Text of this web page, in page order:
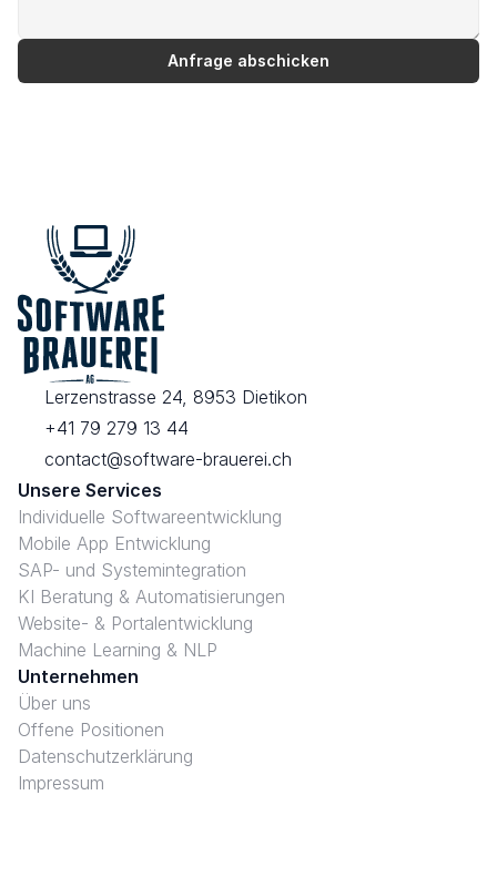
Anfrage abschicken
Lerzenstrasse 24, 8953 Dietikon
+41 79 279 13 44
contact@software-brauerei.ch
Unsere Services
Individuelle Softwareentwicklung
Mobile App Entwicklung
SAP- und Systemintegration
KI Beratung & Automatisierungen
Website- & Portalentwicklung
Machine Learning & NLP
Unternehmen
Über uns
Offene Positionen
Datenschutzerklärung
Impressum